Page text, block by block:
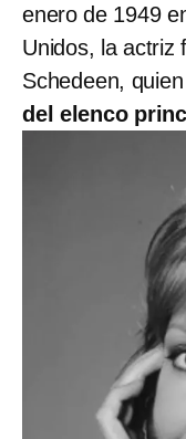
enero de 1949
Unidos, la actriz
Schedeen,
del elenco